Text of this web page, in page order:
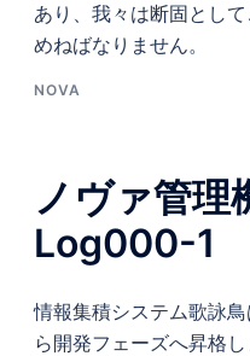
あり、我々は断固とし
めねばなりません。
NOVA
ノヴァ管理
Log000-1
情報集積システム歌詠
ら開発フェーズへ昇格し